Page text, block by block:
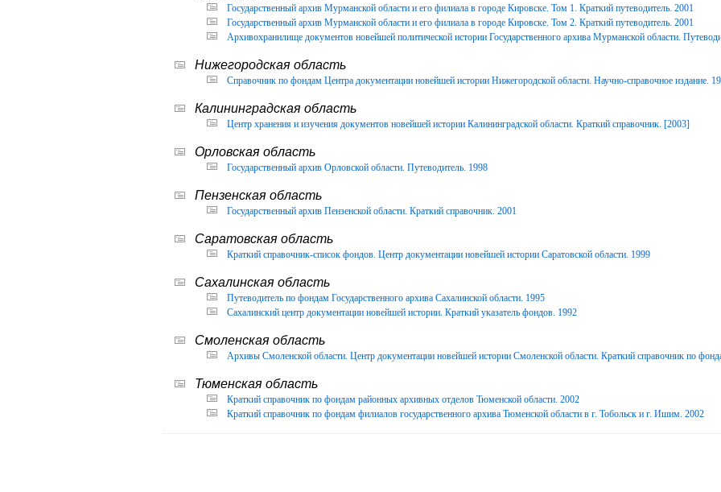
Государственный архив Мурманской области и его филиала в городе Кировске. Том 1. Краткий путеводитель. 2001
Государственный архив Мурманской области и его филиала в городе Кировске. Том 2. Краткий путеводитель. 2001
Архивохранилище документов новейшей политической истории Государственного архива Мурманской области.
Нижегородская область
Справочник по фондам Центра документации новейшей истории Нижегородской области. Научно-справочное издание.
Калининградская область
Центр хранения и изучения документов новейшей истории Калининградской области. Краткий справочник. [2003]
Орловская область
Государственный архив Орловской области. Путеводитель. 1998
Пензенская область
Государственный архив Пензенской области. Краткий справочник. 2001
Саратовская область
Краткий справочник-список фондов. Центр документации новейшей истории Саратовской области. 1999
Сахалинская область
Путеводитель по фондам Государственного архива Сахалинской области. 1995
Сахалинский центр документации новейшей истории. Краткий указатель фондов. 1992
Смоленская область
Архивы Смоленской области. Центр документации новейшей истории Смоленской области. Краткий справочник по
Тюменская область
Краткий справочник по фондам районных архивных отделов Тюменской области. 2002
Краткий справочник по фондам филиалов государственного архива Тюменской области в г. Тобольск и г. Ишим. 2002